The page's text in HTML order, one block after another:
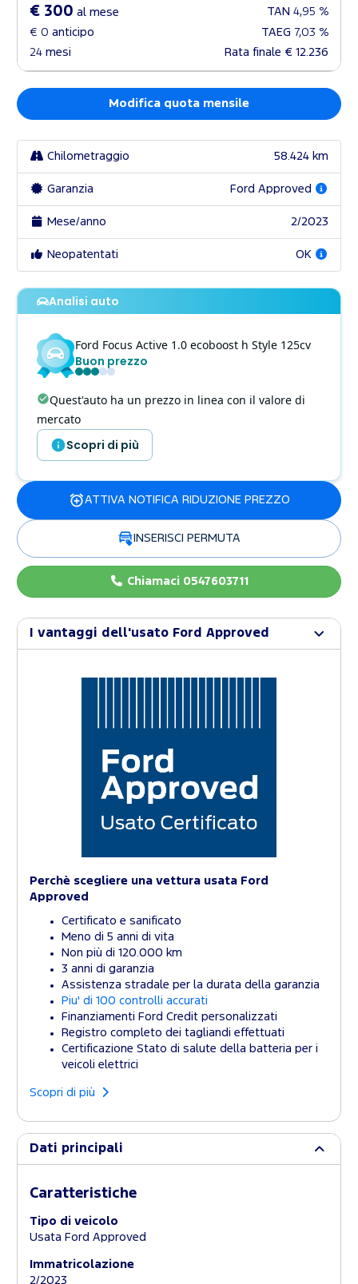
€ 300 al mese TAN 4,95 %
€ 0 anticipo TAEG 7,03 %
24 mesi Rata finale € 12.236
Modifica quota mensile
Chilometraggio 58.424 km
Garanzia Ford Approved
Mese/anno 2/2023
Neopatentati OK
Analisi auto
Ford Focus Active 1.0 ecoboost h Style 125cv
Buon prezzo
Quest'auto ha un prezzo in linea con il valore di
mercato
Scopri di più
ATTIVA NOTIFICA RIDUZIONE PREZZO
INSERISCI PERMUTA
Chiamaci 0547603711
I vantaggi dell'usato Ford Approved
Perchè scegliere una vettura usata Ford
Approved
Certificato e sanificato
Meno di 5 anni di vita
Non più di 120.000 km
3 anni di garanzia
Assistenza stradale per la durata della garanzia
Piu' di 100 controlli accurati
Finanziamenti Ford Credit personalizzati
Registro completo dei tagliandi effettuati
Certificazione Stato di salute della batteria per i
veicoli elettrici
Scopri di più
Dati principali
Caratteristiche
Tipo di veicolo
Usata Ford Approved
Immatricolazione
2/2023